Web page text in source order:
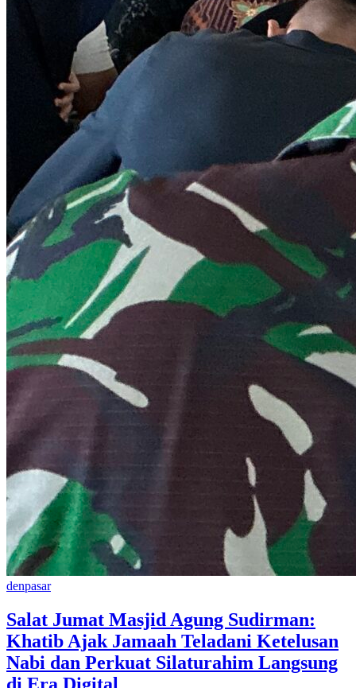
denpasar
Salat Jumat Masjid Agung Sudirman:
Khatib Ajak Jamaah Teladani Ketelusan
Nabi dan Perkuat Silaturahim Langsung